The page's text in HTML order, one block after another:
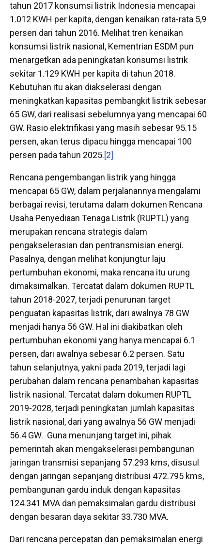
tahun 2017 konsumsi listrik Indonesia mencapai
1.012 KWH per kapita, dengan kenaikan rata-rata 5,9
persen dari tahun 2016. Melihat tren kenaikan
konsumsi listrik nasional, Kementrian ESDM pun
menargetkan ada peningkatan konsumsi listrik
sekitar 1.129 KWH per kapita di tahun 2018.
Kebutuhan itu akan diakselerasi dengan
meningkatkan kapasitas pembangkit listrik sebesar
65 GW, dari realisasi sebelumnya yang mencapai 60
GW. Rasio elektrifikasi yang masih sebesar 95.15
persen, akan terus dipacu hingga mencapai 100
persen pada tahun 2025.[2]
Rencana pengembangan listrik yang hingga
mencapai 65 GW, dalam perjalanannya mengalami
berbagai revisi, terutama dalam dokumen Rencana
Usaha Penyediaan Tenaga Listrik (RUPTL) yang
merupakan rencana strategis dalam
pengakselerasian dan pentransmisian energi.
Pasalnya, dengan melihat konjungtur laju
pertumbuhan ekonomi, maka rencana itu urung
dimaksimalkan. Tercatat dalam dokumen RUPTL
tahun 2018-2027, terjadi penurunan target
penguatan kapasitas listrik, dari awalnya 78 GW
menjadi hanya 56 GW. Hal ini diakibatkan oleh
pertumbuhan ekonomi yang hanya mencapai 6.1
persen, dari awalnya sebesar 6.2 persen. Satu
tahun selanjutnya, yakni pada 2019, terjadi lagi
perubahan dalam rencana penambahan kapasitas
listrik nasional. Tercatat dalam dokumen RUPTL
2019-2028, terjadi peningkatan jumlah kapasitas
listrik nasional, dari yang awalnya 56 GW menjadi
56.4 GW. Guna menunjang target ini, pihak
pemerintah akan mengakselerasi pembangunan
jaringan transmisi sepanjang 57.293 kms, disusul
dengan jaringan sepanjang distribusi 472.795 kms,
pembangunan gardu induk dengan kapasitas
124.341 MVA dan pemaksimalan gardu distribusi
dengan besaran daya sekitar 33.730 MVA.
Dari rencana percepatan dan pemaksimalan energi